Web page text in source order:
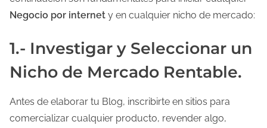
r
d
l
a
Negocio por internet y en cualquier nicho de mercado:
1.- Investigar y Seleccionar un
Nicho de Mercado Rentable.
Antes de elaborar tu Blog, inscribirte en sitios para
comercializar cualquier producto, revender algo,